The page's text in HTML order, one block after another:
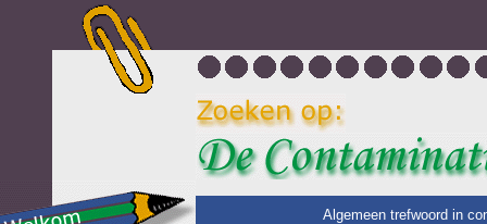
Algemeen trefwoord in